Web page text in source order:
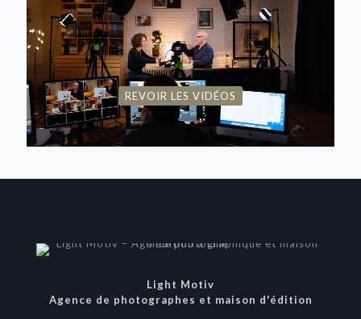
REVOIR LES VIDÉOS
Light Motiv
Agence de photographes et maison d'édition